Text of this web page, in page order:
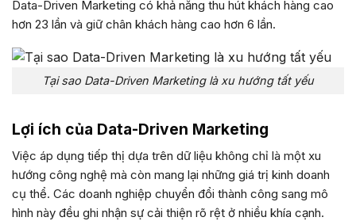
Data-Driven Marketing có khả năng thu hút khách hàng cao
hơn 23 lần và giữ chân khách hàng cao hơn 6 lần.
Tại sao Data-Driven Marketing là xu hướng tất yếu
Lợi ích của Data-Driven Marketing
Việc áp dụng tiếp thị dựa trên dữ liệu không chỉ là một xu
hướng công nghệ mà còn mang lại những giá trị kinh doanh
cụ thể. Các doanh nghiệp chuyển đổi thành công sang mô
hình này đều ghi nhận sự cải thiện rõ rệt ở nhiều khía cạnh.